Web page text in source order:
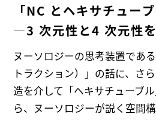
「NC とヘキサチュー
―3 次元性と4 次元性
ヌーソロジーの思考装置であ
トラクション）」の話に、さ
造を介して「ヘキサチューブ
ら、ヌーソロジーが説く空間